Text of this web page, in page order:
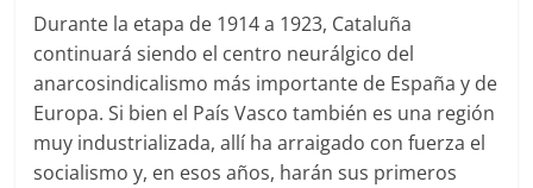
Durante la etapa de 1914 a 1923, Cataluña
continuará siendo el centro neurálgico del
anarcosindicalismo más importante de España y de
Europa. Si bien el País Vasco también es una región
muy industrializada, allí ha arraigado con fuerza el
socialismo y, en esos años, harán sus primeros